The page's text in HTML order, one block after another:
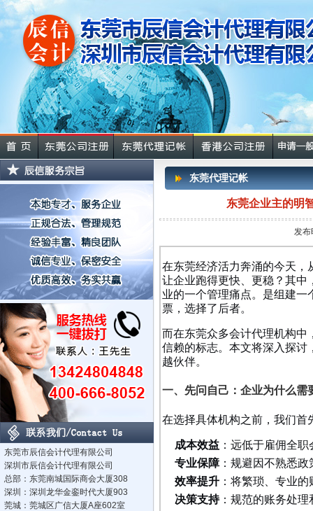
东莞市辰信会计代理有限公司
深圳市辰信会计代理有限公司
总部：东莞南城国际商会大厦308
深圳：深圳龙华金銮时代大厦903
莞城：莞城区广信大厦A座602室
东莞代理记帐
东莞企业主的明
发
在东莞经济活力奔涌的今天，
让企业跑得更快、更稳？其中
业的一个管理痛点。是组建
票，选择了后者。
而在东莞众多会计代理机构中
信赖的标志。本文将深入探讨
越伙伴。
一、先问自己：企业为什么需
在选择具体机构之前，我们首
成本效益 ：远低于雇佣全
专业保障：规避因不熟悉政
效率提升 ：将繁琐、专业
决策支持：规范的账务处理